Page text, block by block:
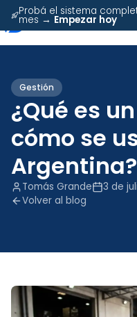
Probá el sistema
mes → Empezar hoy
Gestión
¿Qué es un remito y
cómo se
Argentina?
Tomás Grande 3 de
Volver al blog